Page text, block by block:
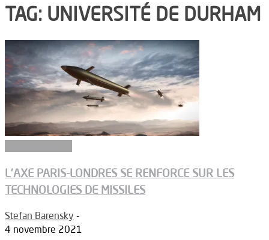
TAG: UNIVERSITÉ DE DURHAM
L’AXE PARIS-LONDRES SE RENFORCE SUR LES
TECHNOLOGIES DE MISSILES
Stefan Barensky -
4 novembre 2021